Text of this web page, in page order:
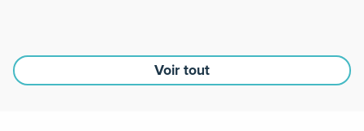
Voir tout